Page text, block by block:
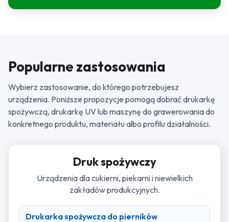
Popularne zastosowania
Wybierz zastosowanie, do którego potrzebujesz
urządzenia. Poniższe propozycje pomogą dobrać drukarkę
spożywczą, drukarkę UV lub maszynę do grawerowania do
konkretnego produktu, materiału albo profilu działalności.
Druk spożywczy
Urządzenia dla cukierni, piekarni i niewielkich
zakładów produkcyjnych.
Drukarka spożywcza do pierników